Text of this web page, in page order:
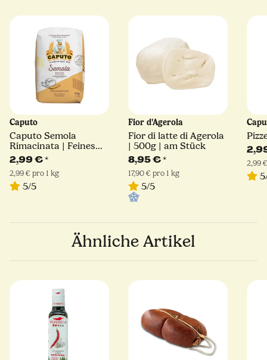
Caputo
Caputo Semola
Rimacinata | Feines
Hartweizengrieß | 1kg
2,99 €*
2,99 € pro 1 kg
5/5
Fior d'Agerola
Fior di latte di Agerola
| 500g | am Stück
8,95 €*
17,90 € pro 1 kg
5/5
2,99
Ähnliche Artikel